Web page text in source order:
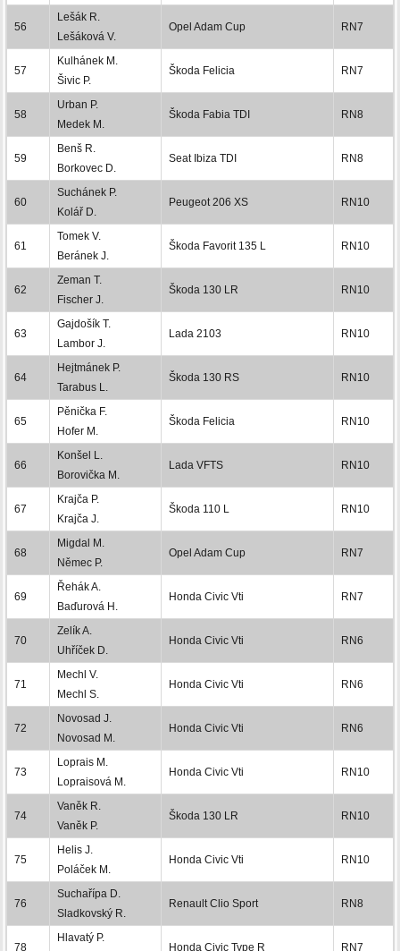
56
Lešák R.
Lešáková V.
Opel Adam Cup RN7
57
Kulhánek M.
Šivic P.
Škoda Felicia RN7
58
Urban P.
Medek M.
Škoda Fabia TDI RN8
59
Benš R.
Borkovec D.
Seat Ibiza TDI RN8
60
Suchánek P.
Kolář D.
Peugeot 206 XS RN10
61
Tomek V.
Beránek J.
Škoda Favorit 135 L RN10
62
Zeman T.
Fischer J.
Škoda 130 LR RN10
63
Gajdošík T.
Lambor J.
Lada 2103 RN10
64
Hejtmánek P.
Tarabus L.
Škoda 130 RS RN10
65
Pěnička F.
Hofer M.
Škoda Felicia RN10
66
Konšel L.
Borovička M.
Lada VFTS RN10
67
Krajča P.
Krajča J.
Škoda 110 L RN10
68
Migdal M.
Němec P.
Opel Adam Cup RN7
69
Řehák A.
Baďurová H.
Honda Civic Vti RN7
70
Zelík A.
Uhříček D.
Honda Civic Vti RN6
71
Mechl V.
Mechl S.
Honda Civic Vti RN6
72
Novosad J.
Novosad M.
Honda Civic Vti RN6
73
Loprais M.
Lopraisová M.
Honda Civic Vti RN10
74
Vaněk R.
Vaněk P.
Škoda 130 LR RN10
75
Helis J.
Poláček M.
Honda Civic Vti RN10
76
Suchařípa D.
Sladkovský R.
Renault Clio Sport RN8
78
Hlavatý P.
Honda Civic Type R RN7